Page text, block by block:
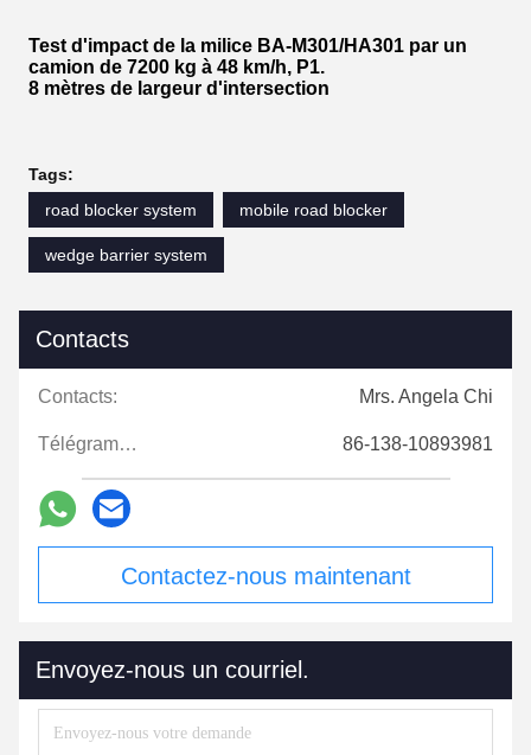
Test d'impact de la milice BA-M301/HA301 par un
camion de 7200 kg à 48 km/h, P1.
8 mètres de largeur d'intersection
Tags:
road blocker system
mobile road blocker
wedge barrier system
Contacts
Contacts: Mrs. Angela Chi
Télégramme: 86-138-10893981
Contactez-nous maintenant
Envoyez-nous un courriel.